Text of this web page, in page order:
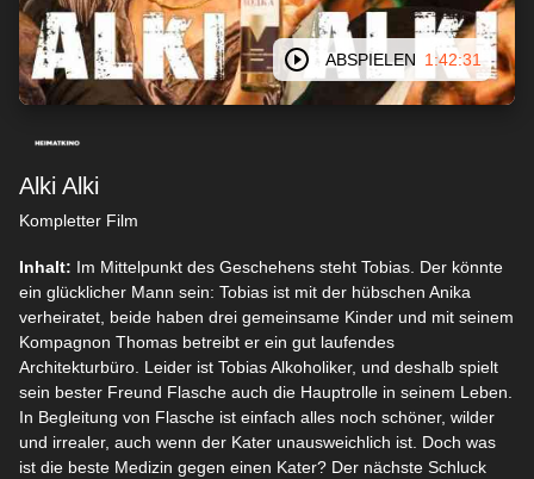
ABSPIELEN 1:42:31
Alki Alki
Kompletter Film
Inhalt: Im Mittelpunkt des Geschehens steht Tobias. Der könnte
ein glücklicher Mann sein: Tobias ist mit der hübschen Anika
verheiratet, beide haben drei gemeinsame Kinder und mit seinem
Kompagnon Thomas betreibt er ein gut laufendes
Architekturbüro. Leider ist Tobias Alkoholiker, und deshalb spielt
sein bester Freund Flasche auch die Hauptrolle in seinem Leben.
In Begleitung von Flasche ist einfach alles noch schöner, wilder
und irrealer, auch wenn der Kater unausweichlich ist. Doch was
ist die beste Medizin gegen einen Kater? Der nächste Schluck